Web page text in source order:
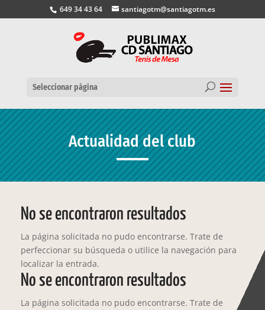
649 34 43 64 santiagotm@santiagotm.es
Seleccionar página
Actualidad del club
No se encontraron resultados
La página solicitada no pudo encontrarse. Trate de
perfeccionar su búsqueda o utilice la navegación para
localizar la entrada.
No se encontraron resultados
La página solicitada no pudo encontrarse. Trate de